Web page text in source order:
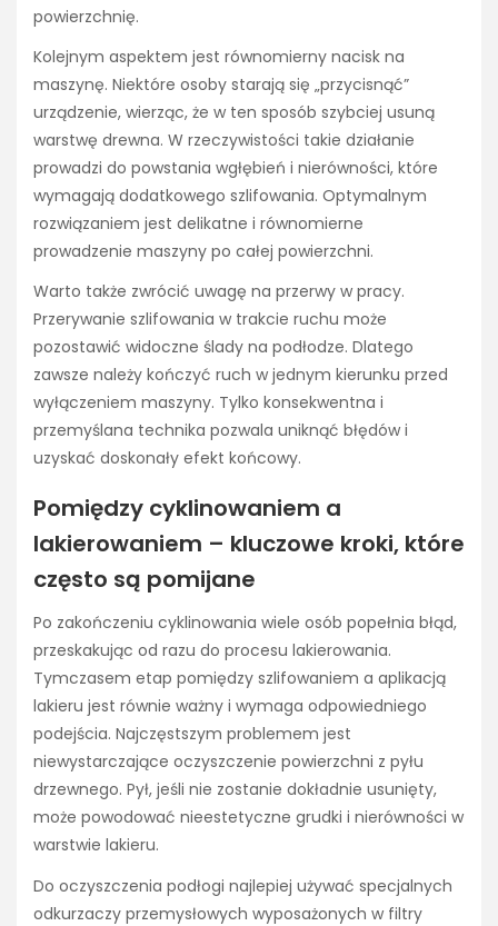
powierzchnię.
Kolejnym aspektem jest równomierny nacisk na
maszynę. Niektóre osoby starają się „przycisnąć”
urządzenie, wierząc, że w ten sposób szybciej usuną
warstwę drewna. W rzeczywistości takie działanie
prowadzi do powstania wgłębień i nierówności, które
wymagają dodatkowego szlifowania. Optymalnym
rozwiązaniem jest delikatne i równomierne
prowadzenie maszyny po całej powierzchni.
Warto także zwrócić uwagę na przerwy w pracy.
Przerywanie szlifowania w trakcie ruchu może
pozostawić widoczne ślady na podłodze. Dlatego
zawsze należy kończyć ruch w jednym kierunku przed
wyłączeniem maszyny. Tylko konsekwentna i
przemyślana technika pozwala uniknąć błędów i
uzyskać doskonały efekt końcowy.
Pomiędzy cyklinowaniem a
lakierowaniem – kluczowe kroki, które
często są pomijane
Po zakończeniu cyklinowania wiele osób popełnia błąd,
przeskakując od razu do procesu lakierowania.
Tymczasem etap pomiędzy szlifowaniem a aplikacją
lakieru jest równie ważny i wymaga odpowiedniego
podejścia. Najczęstszym problemem jest
niewystarczające oczyszczenie powierzchni z pyłu
drzewnego. Pył, jeśli nie zostanie dokładnie usunięty,
może powodować nieestetyczne grudki i nierówności w
warstwie lakieru.
Do oczyszczenia podłogi najlepiej używać specjalnych
odkurzaczy przemysłowych wyposażonych w filtry